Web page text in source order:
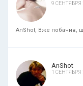
9 СЕНТЯБРЯ
AnShot, Вже побачив,
AnShot
1 СЕНТЯБРЯ